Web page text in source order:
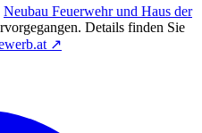
Neubau Feuerwehr und Haus der
Details finden Sie
↗